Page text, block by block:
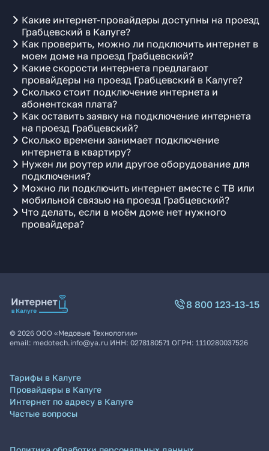
Какие интернет-провайдеры доступны на проезд
Грабцевский в Калуге?
Как проверить, можно ли подключить интернет в
моем доме на проезд Грабцевский?
Какие скорости интернета предлагают
провайдеры на проезд Грабцевский в Калуге?
Сколько стоит подключение интернета и
абонентская плата?
Как оставить заявку на подключение интернета
на проезд Грабцевский?
Сколько времени занимает подключение
интернета в квартиру?
Нужен ли роутер или другое оборудование для
подключения?
Можно ли подключить интернет вместе с ТВ или
мобильной связью на проезд Грабцевский?
Что делать, если в моём доме нет нужного
провайдера?
8 800 123-13-15
© 2026 ООО «Медовые Технологии»
email: medotech.info@ya.ru ИНН: 0278180571 ОГРН: 1110280037526
Тарифы в Калуге
Провайдеры в Калуге
Интернет по адресу в Калуге
Частые вопросы